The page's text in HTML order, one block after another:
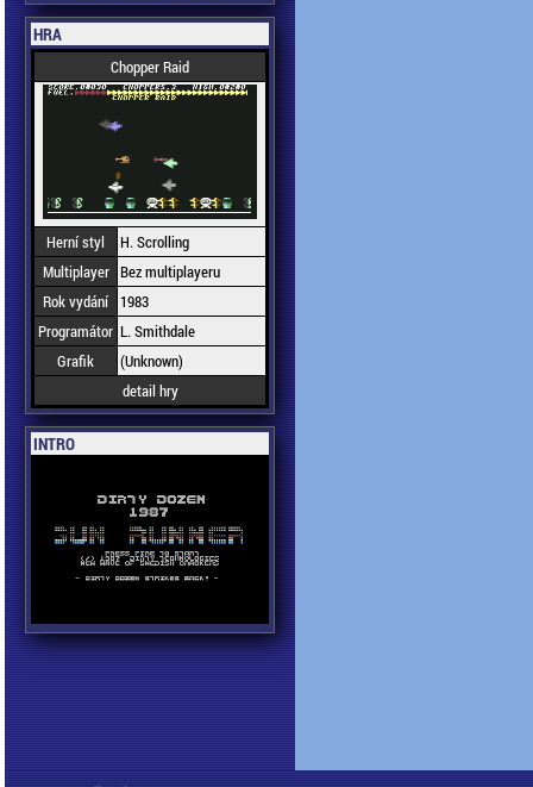
HRA
Chopper Raid
Herní styl
H. Scrolling
Multiplayer Bez multiplayeru
Rok vydání
1983
Programátor L. Smithdale
Grafik
(Unknown)
detail hry
INTRO